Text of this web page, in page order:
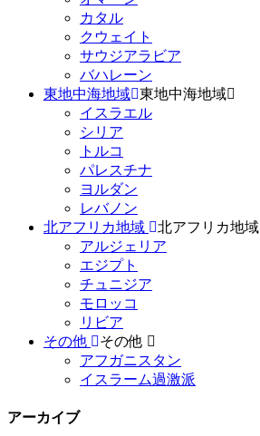
カタル
クウェイト
サウジアラビア
バハレーン
東地中海地域 東地中海地域
イスラエル
シリア
トルコ
パレスチナ
ヨルダン
レバノン
北アフリカ地域
北アフリカ地域
アルジェリア
エジプト
チュニジア
モロッコ
リビア
その他
その他
アフガニスタン
イスラーム過激派
アーカイブ